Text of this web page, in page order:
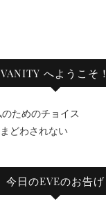
VANITY へようこそ！
ためのチョイス
どわされない
今日のEVEのお告げ